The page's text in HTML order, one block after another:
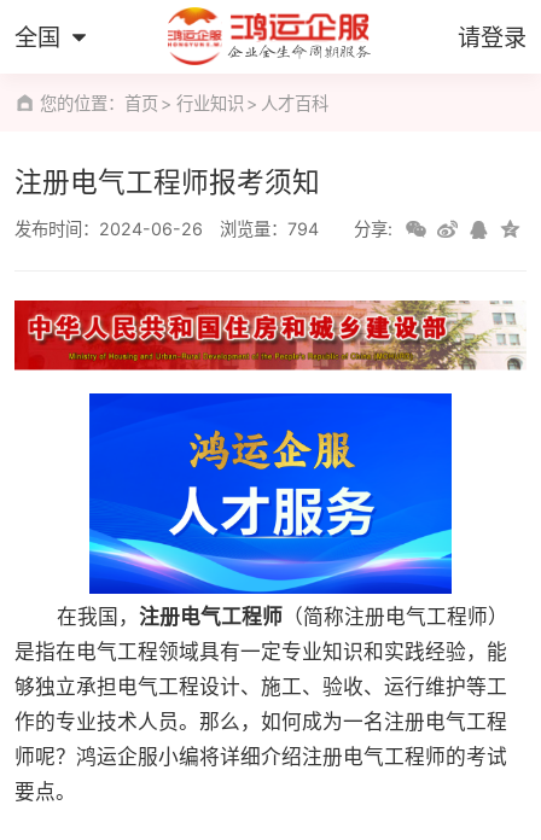
全国 请登录
您的位置：首页 行业知识 人才百科
注册电气工程师报考须知
发布时间：2024-06-26 浏览量：794 分享:
在我国， 注册电气工程师 （简称注册电气工程师）
是指在电气工程领域具有一定专业知识和实践经验，能
够独立承担电气工程设计、施工、验收、运行维护等工
作的专业技术人员。那么，如何成为一名注册电气工程
师呢？鸿运企服小编将详细介绍注册电气工程师的考试
要点。